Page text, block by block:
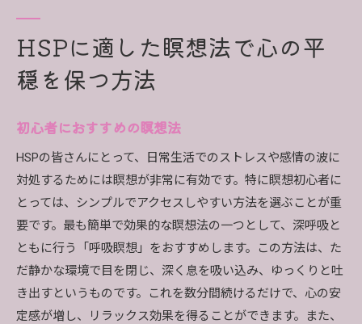
HSPに適した瞑想法で心の平
穏を保つ方法
初心者におすすめの瞑想法
HSPの皆さんにとって、日常生活でのストレスや感情の波に
対処するためには瞑想が非常に有効です。特に瞑想初心者に
とっては、シンプルでアクセスしやすい方法を選ぶことが重
要です。最も簡単で効果的な瞑想法の一つとして、深呼吸と
ともに行う「呼吸瞑想」をおすすめします。この方法は、た
だ静かな環境で目を閉じ、深く息を吸い込み、ゆっくりと吐
き出すというものです。これを数分間続けるだけで、心の安
定感が増し、リラックス効果を得ることができます。また、